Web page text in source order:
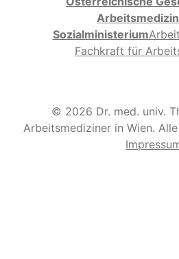
Arbeitsmedizin
Sozialministerium
Fachkraft für
© 2026 Dr. med. univ.
Arbeitsmediziner in Wien.